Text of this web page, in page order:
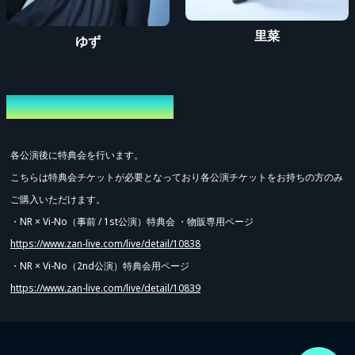
ゆず 里菜
特典会/物販について
各公演後に特典会を行います。
こちらは特典会チケットが必要となっており各公演チケットをお持ちの方のみ
ご購入いただけます。
・NR × Vi-No（事前 / 1st公演）特典会 ・物販専用ページ
https://www.zan-live.com/live/detail/10838
・NR × Vi-No（2nd公演）特典会用ページ
https://www.zan-live.com/live/detail/10839